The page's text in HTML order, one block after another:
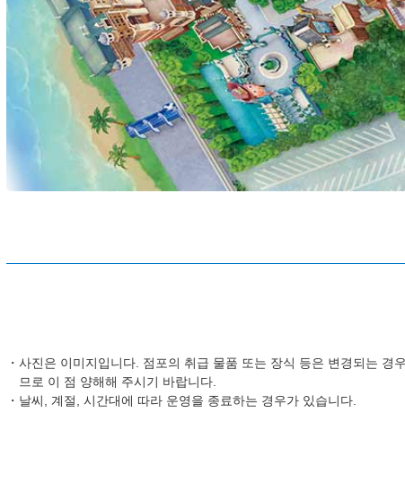
사진은 이미지입니다. 점포의 취급 물품 또는 장식 등은 변경되는 경
므로 이 점 양해해 주시기 바랍니다.
날씨, 계절, 시간대에 따라 운영을 종료하는 경우가 있습니다.